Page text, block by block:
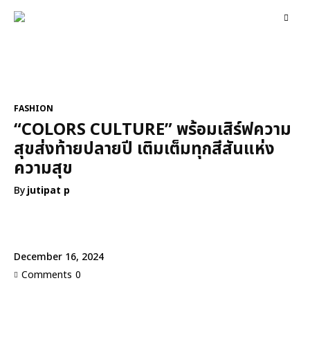
December 16, 2024
Comments 0
FASHION
“COLORS CULTURE” พร้อมเสิร์ฟความ
สุขส่งท้ายปลายปี เติมเต็มทุกสีสันแห่ง
ความสุข
Byjutipat p